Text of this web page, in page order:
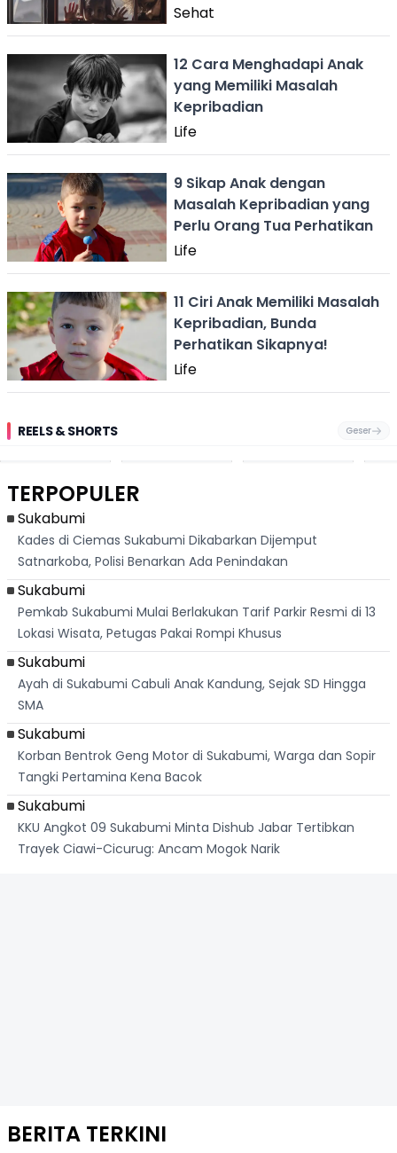
Sehat
12 Cara Menghadapi Anak
yang Memiliki Masalah
Kepribadian
Life
9 Sikap Anak dengan
Masalah Kepribadian yang
Perlu Orang Tua Perhatikan
Life
11 Ciri Anak Memiliki Masalah
Kepribadian, Bunda
Perhatikan Sikapnya!
Life
REELS & SHORTS Geser
Festival Ekstrem
San Fermín,
Banteng
"Bang Messi"
TERPOPULER
Sukabumi
Kades di Ciemas Sukabumi Dikabarkan Dijemput
Satnarkoba, Polisi Benarkan Ada Penindakan
Sukabumi
Pemkab Sukabumi Mulai Berlakukan Tarif Parkir Resmi di 13
Lokasi Wisata, Petugas Pakai Rompi Khusus
Sukabumi
Ayah di Sukabumi Cabuli Anak Kandung, Sejak SD Hingga
SMA
Sukabumi
Korban Bentrok Geng Motor di Sukabumi, Warga dan Sopir
Tangki Pertamina Kena Bacok
Sukabumi
KKU Angkot 09 Sukabumi Minta Dishub Jabar Tertibkan
Trayek Ciawi-Cicurug: Ancam Mogok Narik
BERITA TERKINI